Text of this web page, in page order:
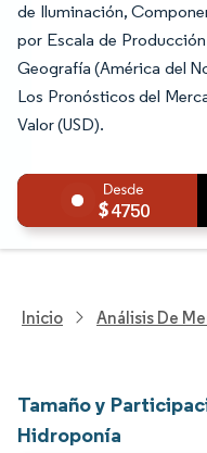
de Iluminación,
por Escala de
Geografía (América del
Los Pronósticos del
Valor (USD).
4750
Inicio Análisis De
Tamaño y
Hidroponía